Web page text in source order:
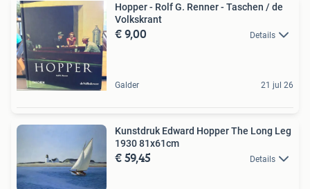
Hopper - Rolf G. Renner - Taschen / de
Volkskrant
€ 9,00 Details
Galder 21 jul 26
Kunstdruk Edward Hopper The Long Leg
1930 81x61cm
€ 59,45 Details